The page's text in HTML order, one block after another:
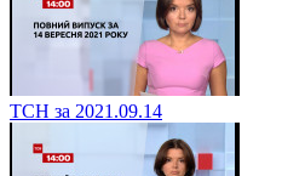
ТСН за 2021.09.14